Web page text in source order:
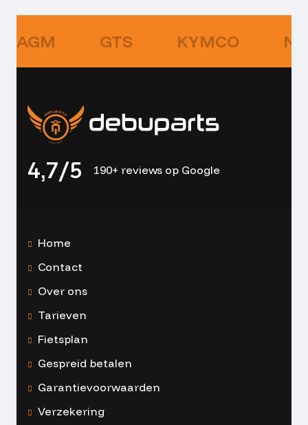
AGM GTS KYMCO
4,7/5 190+ reviews op Google
Home
Contact
Over ons
Tarieven
Fietsplan
Gespreid betalen
Garantievoorwaarden
Verzekering